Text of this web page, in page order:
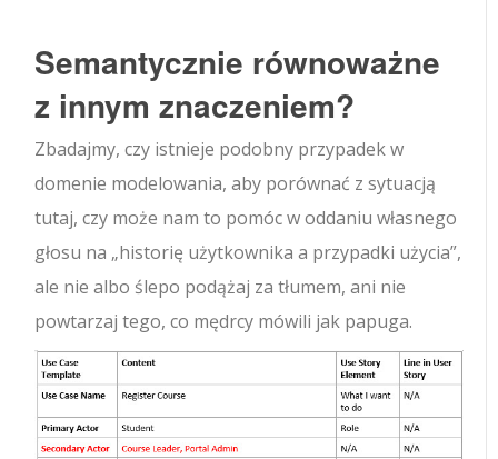
Semantycznie równoważne
z innym znaczeniem?
Zbadajmy, czy istnieje podobny przypadek w
domenie modelowania, aby porównać z sytuacją
tutaj, czy może nam to pomóc w oddaniu własnego
głosu na „historię użytkownika a przypadki użycia”,
ale nie albo ślepo podążaj za tłumem, ani nie
powtarzaj tego, co mędrcy mówili jak papuga.